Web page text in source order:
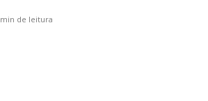
min de leitura